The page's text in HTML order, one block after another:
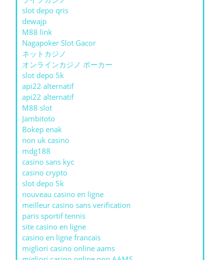
slot depo qris
dewajp
M88 link
Nagapoker Slot Gacor
ネットカジノ
オンラインカジノ ポーカー
slot depo 5k
api22 alternatif
api22 alternatif
M88 slot
Jambitoto
Bokep enak
non uk casino
mdg188
casino sans kyc
casino crypto
slot depo 5k
nouveau casino en ligne
meilleur casino sans verification
paris sportif tennis
site casino en ligne
casino en ligne francais
migliori casino online aams